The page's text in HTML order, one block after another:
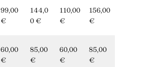
99,00
€
144,0
0 €
110,00
€
156,00
€
60,00
€
85,00
€
60,00
€
85,00
€